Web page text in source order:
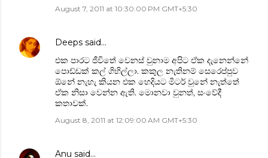
August 7, 2011 at 10:30:00 PM GMT+5:30
Deeps said…
එක පාරට ජීවිතේ වෙනස් වුනාම අපිට ඒක දැනෙන්නේ
පොඩ්ඩක් කල් ගිහිල්ලා. කකුල නැතිනම් සෙරෙප්පුව
ඕනේ නැහැ කියන එක හෙදියට මීටර් වුනේ නැත්තේ
ඒක නිසා වෙන්න ඇති. මොනවා වුනත්, සංවේදී
කතාවක්.
August 8, 2011 at 12:09:00 AM GMT+5:30
Anu said…